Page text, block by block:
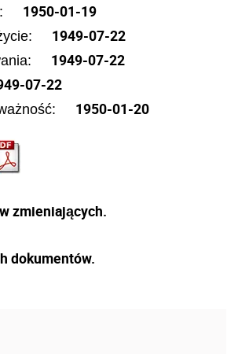
1950-01-19
1949-07-22
1949-07-22
07-22
1950-01-20
zmieniających.
dokumentów.